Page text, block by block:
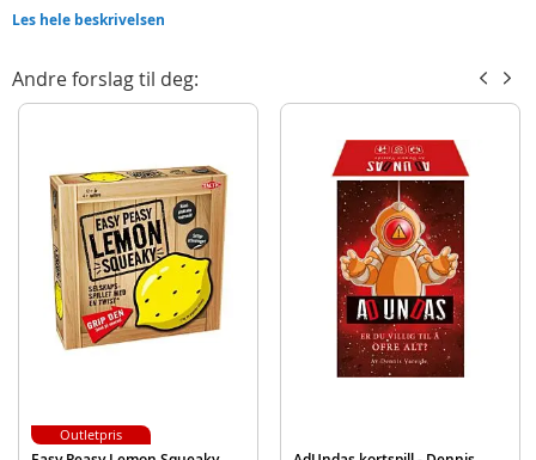
Spilletid: ca. 30 minutter
Produktdetaljer
Modell
Les hele beskrivelsen
Andre forslag til deg:
Outletpris